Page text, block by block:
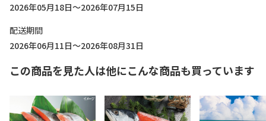
2026年05月18日～2026年07月15日
配送期間
2026年06月11日～2026年08月31日
この商品を見た人は他にこんな商品も買っています